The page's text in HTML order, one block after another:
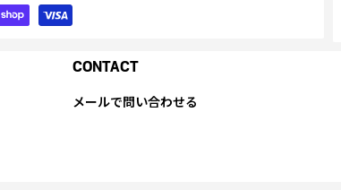
CONTACT
メールで問い合わせる